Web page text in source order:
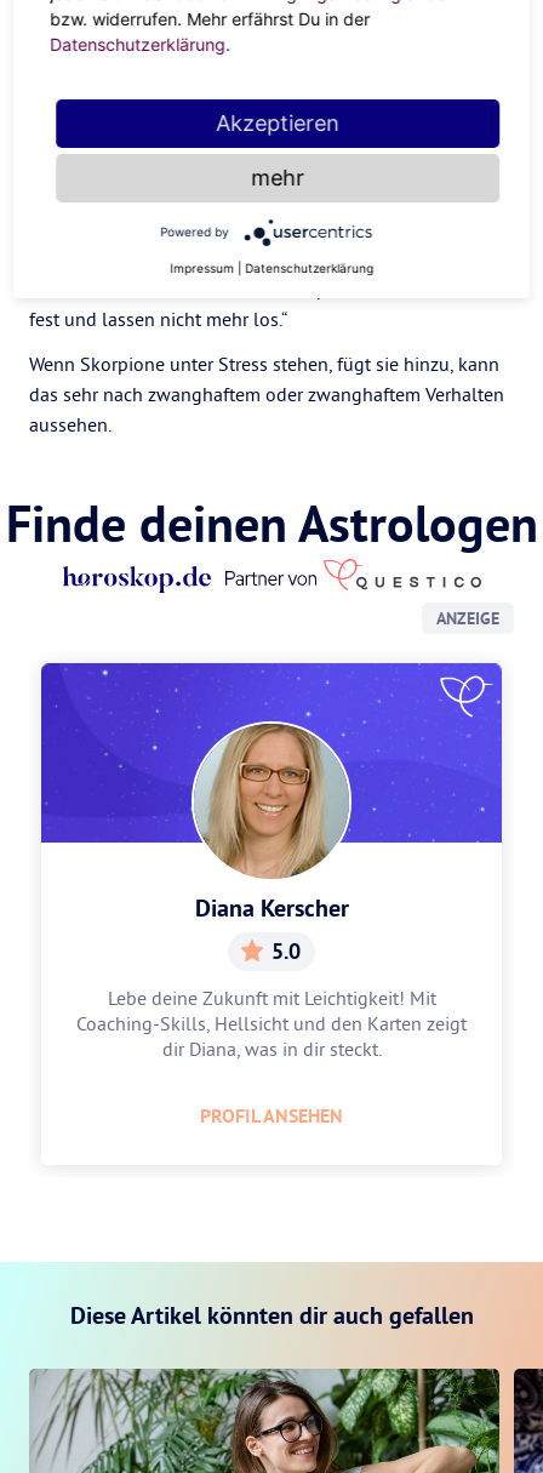
äußern.
Das super leidenschaftliche, fixe Wasserzeichen ist dafür
bekannt, dass es tief in die Materie eintaucht, sehr tief.
„Sie stürzen sich kopfüber in ihre Interessen, sagt
Skorpione
. „Wenn etwas oder jemand ihre
Aufmerksamkeit erregt hat, können sie sich darauf fixieren
fest und lassen nicht mehr los.“
Wenn Skorpione unter Stress stehen, fügt sie hinzu, kann
das sehr nach zwanghaftem oder zwanghaftem Verhalten
aussehen.
Finde deinen Astrologen
ANZEIGE
Diana Kerscher
5.0
Lebe deine Zukunft mit Leichtigkeit! Mit
Coaching-Skills, Hellsicht und den Karten zeigt
dir Diana, was in dir steckt.
PROFIL ANSEHEN
Diese Artikel könnten dir auch gefallen
bzw. widerrufen. Mehr erfährst Du in der
Datenschutzerklärung.
Akzeptieren
mehr
Powered by
Impressum Datenschutzerklärung